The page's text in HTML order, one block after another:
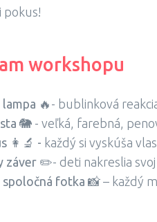
pokus!
workshopu
lampa 🔥- bublinková
🐘 - veľká, farebná,
👩‍🔬 - každý si vyskúša
záver ✏️- deti nakreslia
spoločná fotka 📸 – každý